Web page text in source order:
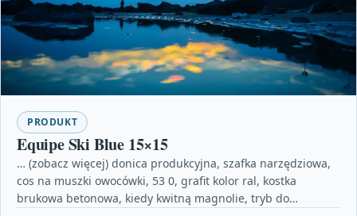
PRODUKT
Equipe Ski Blue 15×15
… (zobacz więcej) donica produkcyjna, szafka narzędziowa,
cos na muszki owocówki, 53 0, grafit kolor ral, kostka
brukowa betonowa, kiedy kwitną magnolie, tryb do…